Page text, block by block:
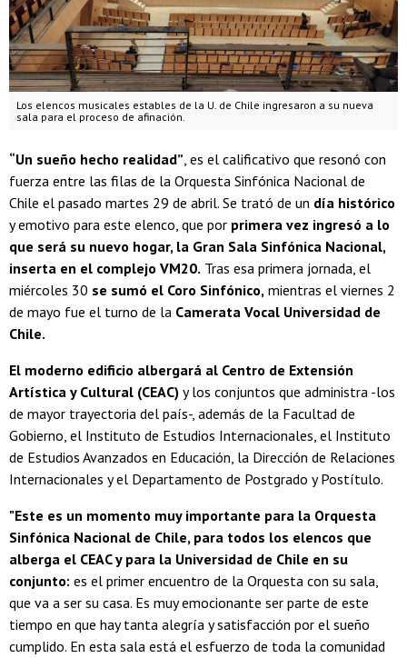
Los elencos musicales estables de la U. de Chile ingresaron a su nueva
sala para el proceso de afinación.
“Un sueño hecho realidad”, es el calificativo que resonó con
fuerza entre las filas de la Orquesta Sinfónica Nacional de
Chile el pasado martes 29 de abril. Se trató de un día histórico
y emotivo para este elenco, que por primera vez ingresó a lo
que será su nuevo hogar, la Gran Sala Sinfónica Nacional,
inserta en el complejo VM20. Tras esa primera jornada, el
miércoles 30 se sumó el Coro Sinfónico, mientras el viernes 2
de mayo fue el turno de la Camerata Vocal Universidad de
Chile.
El moderno edificio albergará al Centro de Extensión
Artística y Cultural (CEAC) y los conjuntos que administra -los
de mayor trayectoria del país-, además de la Facultad de
Gobierno, el Instituto de Estudios Internacionales, el Instituto
de Estudios Avanzados en Educación, la Dirección de Relaciones
Internacionales y el Departamento de Postgrado y Postítulo.
"Este es un momento muy importante para la Orquesta
Sinfónica Nacional de Chile, para todos los elencos que
alberga el CEAC y para la Universidad de Chile en su
conjunto: es el primer encuentro de la Orquesta con su sala,
que va a ser su casa. Es muy emocionante ser parte de este
tiempo en que hay tanta alegría y satisfacción por el sueño
cumplido. En esta sala está el esfuerzo de toda la comunidad